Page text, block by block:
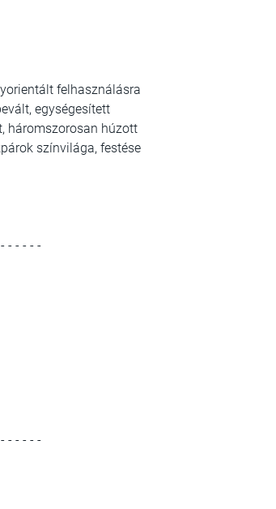
felhasználásra
egységesített
háromszorosan húzott
színvilága, festése
- - - - -
- - - - -